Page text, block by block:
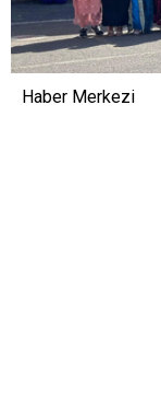
Haber Merkezi